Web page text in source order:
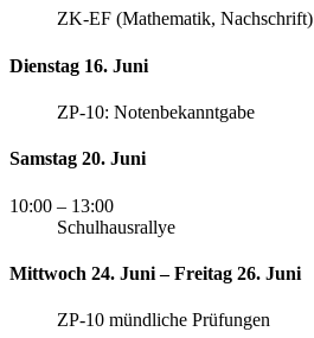
ZK-EF (Mathematik, Nachschrift)
Dienstag 16. Juni
ZP-10: Notenbekanntgabe
Samstag 20. Juni
10:00 – 13:00
Schulhausrallye
Mittwoch 24. Juni – Freitag 26. Juni
ZP-10 mündliche Prüfungen